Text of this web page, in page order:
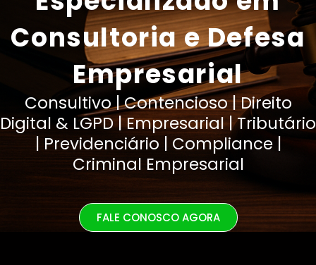
Consultoria e Defesa
Empresarial
Consultivo | Contencioso | Direito
Digital & LGPD | Empresarial | Tributário
| Previdenciário | Compliance |
Criminal Empresarial
FALE CONOSCO AGORA